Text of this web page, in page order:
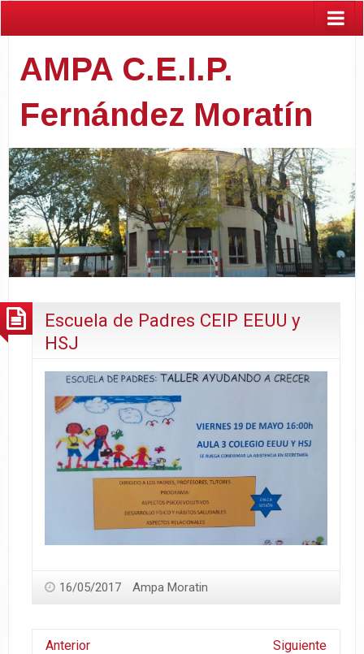
AMPA C.E.I.P.
Fernández Moratín
Escuela de Padres CEIP EEUU y
HSJ
16/05/2017 Ampa Moratin
Anterior Siguiente